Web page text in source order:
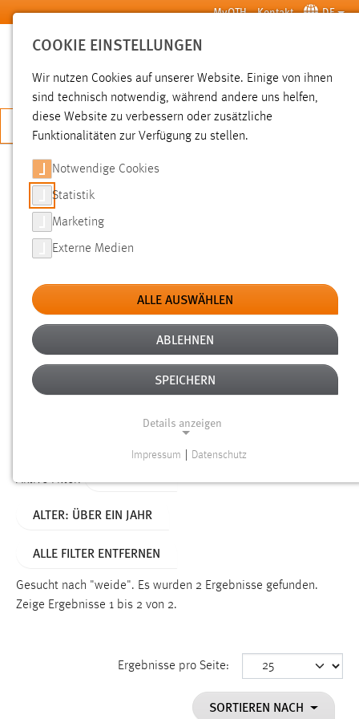
Zum Hauptinhalt springen MyOTH Kontakt DE
SUCHE
JETZT BEWERBEN
SUCHE
FILTER
Typ
Erstellungsdatum
Alter
Aktive Filter:
ALTER: ÜBER EIN JAHR
ALLE FILTER ENTFERNEN
Gesucht nach "weide". Es wurden 2 Ergebnisse gefunden.
Zeige Ergebnisse 1 bis 2 von 2.
Ergebnisse pro Seite:
SORTIEREN NACH
COOKIE EINSTELLUNGEN
Wir nutzen Cookies auf unserer Website. Einige von ihnen
sind technisch notwendig, während andere uns helfen,
diese Website zu verbessern oder zusätzliche
Funktionalitäten zur Verfügung zu stellen.
Notwendige Cookies
Statistik
Marketing
Externe Medien
ALLE AUSWÄHLEN
ABLEHNEN
SPEICHERN
Details anzeigen
Funktionen und sind für die einwandfreie Funktion der
Name:
Dieser Cookie speichert die ausgewählten Einverständnis-
Impressum Datenschutz